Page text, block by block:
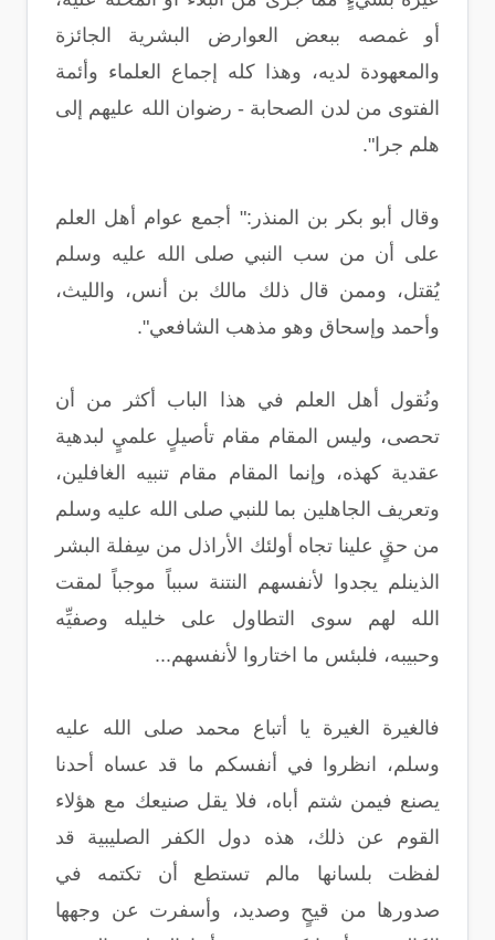
أو غمصه ببعض العوارض البشرية الجائزة
والمعهودة لديه، وهذا كله إجماع العلماء وأئمة
الفتوى من لدن الصحابة - رضوان الله عليهم إلى
هلم جرا".
وقال أبو بكر بن المنذر:" أجمع عوام أهل العلم
على أن من سب النبي صلى الله عليه وسلم
يُقتل، وممن قال ذلك مالك بن أنس، والليث،
وأحمد وإسحاق وهو مذهب الشافعي".
ونُقول أهل العلم في هذا الباب أكثر من أن
تحصى، وليس المقام مقام تأصيلٍ علميٍ لبدهية
عقدية كهذه، وإنما المقام مقام تنبيه الغافلين،
وتعريف الجاهلين بما للنبي صلى الله عليه وسلم
من حقٍ علينا تجاه أولئك الأراذل من سِفلة البشر
الذينلم يجدوا لأنفسهم النتنة سبباً موجباً لمقت
الله لهم سوى التطاول على خليله وصفيِّه
وحبيبه، فلبئس ما اختاروا لأنفسهم...
فالغيرة الغيرة يا أتباع محمد صلى الله عليه
وسلم، انظروا في أنفسكم ما قد عساه أحدنا
يصنع فيمن شتم أباه، فلا يقل صنيعك مع هؤلاء
القوم عن ذلك، هذه دول الكفر الصليبية قد
لفظت بلسانها مالم تستطع أن تكتمه في
صدورها من قيحٍ وصديد، وأسفرت عن وجهها